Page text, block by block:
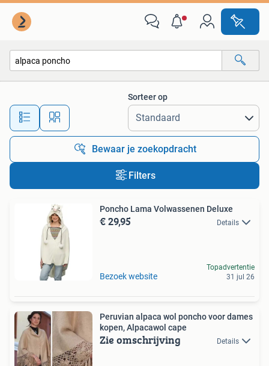
Alle afstanden…
Sorteer op
Bewaar je zoekopdracht
Filters
Poncho Lama Volwassenen Deluxe
€ 29,95 Details
Bezoek website
Topadvertentie
31 jul 26
Peruvian alpaca wol poncho voor dames
kopen, Alpacawol cape
Zie omschrijving Details